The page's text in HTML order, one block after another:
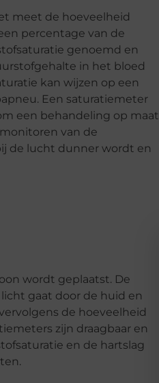
meet de hoeveelheid
percentage van de
genoemd en
in het bloed
kan wijzen op een
Een saturatiemeter
een ​​behandeling op maat
van de
de lucht dunner wordt en
wordt geplaatst. De
gaat door de huid en
de hoeveelheid
zijn draagbaar en
en de hartslag